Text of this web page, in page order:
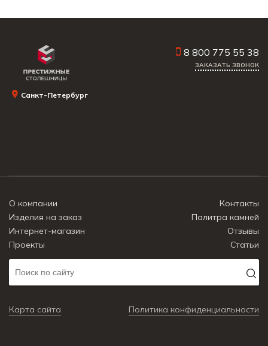
Санкт-Петербург
8 800 775 55 38
ЗАКАЗАТЬ ЗВОНОК
О компании
Контакты
Изделия на заказ
Палитра камней
Интернет-магазин
Отзывы
Проекты
Статьи
Карта сайта Политика конфиденциальности